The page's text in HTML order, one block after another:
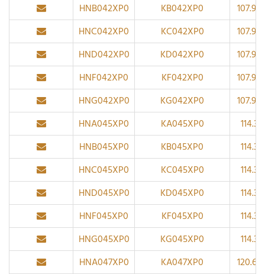
HNB042XP0
KB042XP0
107.95
HNC042XP0
KC042XP0
107.95
HND042XP0
KD042XP0
107.95
HNF042XP0
KF042XP0
107.95
HNG042XP0
KG042XP0
107.95
HNA045XP0
KA045XP0
114.3
HNB045XP0
KB045XP0
114.3
HNC045XP0
KC045XP0
114.3
HND045XP0
KD045XP0
114.3
HNF045XP0
KF045XP0
114.3
HNG045XP0
KG045XP0
114.3
HNA047XP0
KA047XP0
120.65